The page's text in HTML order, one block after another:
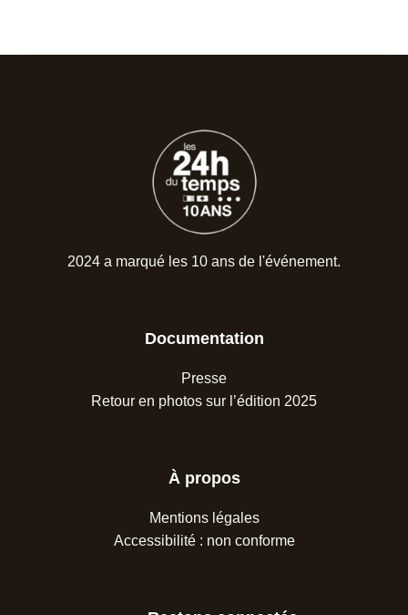
2024 a marqué les 10 ans de l'événement.
Documentation
Presse
Retour en photos sur l’édition 2025
À propos
Mentions légales
Accessibilité : non conforme